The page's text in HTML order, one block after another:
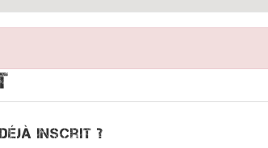
Déjà inscrit ?